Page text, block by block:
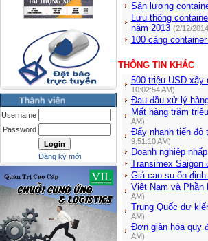
Username
Password
Đăng ký mới
Sản lượng
Lưu thông
năm 2013 (2/12/
100 cảng
THÔNG TIN KHÁC
500 triệu USD xây
10:02:54 AM)
Đau đầu xử lý
Mất hàng trăm
AM)
Đẩy nhanh tiến độ
9:51:10 AM)
Doanh nghiệp
Transimex Saigon
Giá cao su ổn
Việt Nam và Phần
AM)
Trung Quốc dự
AM)
Đơn giản hóa quy
AM)